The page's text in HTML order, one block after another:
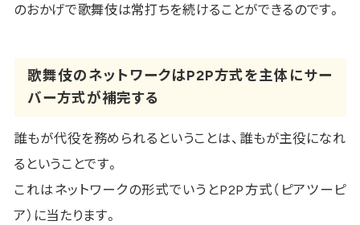
のおかげで歌舞伎は常打ちを続けることができるのです。
歌舞伎のネットワークはP2P方式を主体にサー
バー方式が補完する
誰もが代役を務められるということは、誰もが主役になれ
るということです。
これはネットワークの形式でいうとP2P方式（ピアツーピ
ア）に当たります。